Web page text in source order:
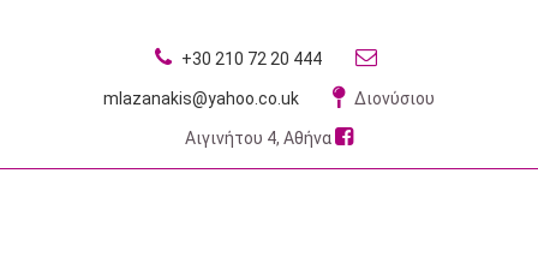
+30 210 72 20 444
mlazanakis@yahoo.co.uk Διονύσιου
Αιγινήτου 4, Αθήνα